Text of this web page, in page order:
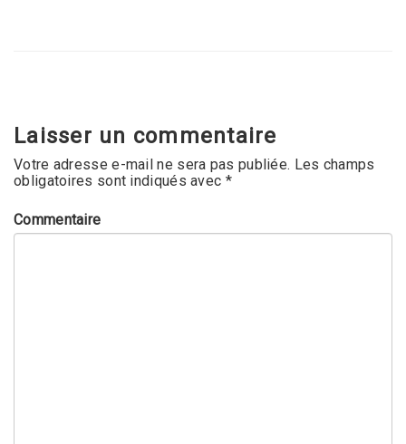
Laisser un commentaire
Votre adresse e-mail ne sera pas publiée. Les champs
obligatoires sont indiqués avec *
Commentaire